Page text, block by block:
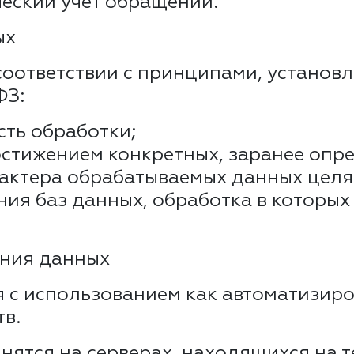
с принципами,
обработки;
конкретных, заранее
обрабатываемых данных
баз данных, обработка в
данных
с использованием как